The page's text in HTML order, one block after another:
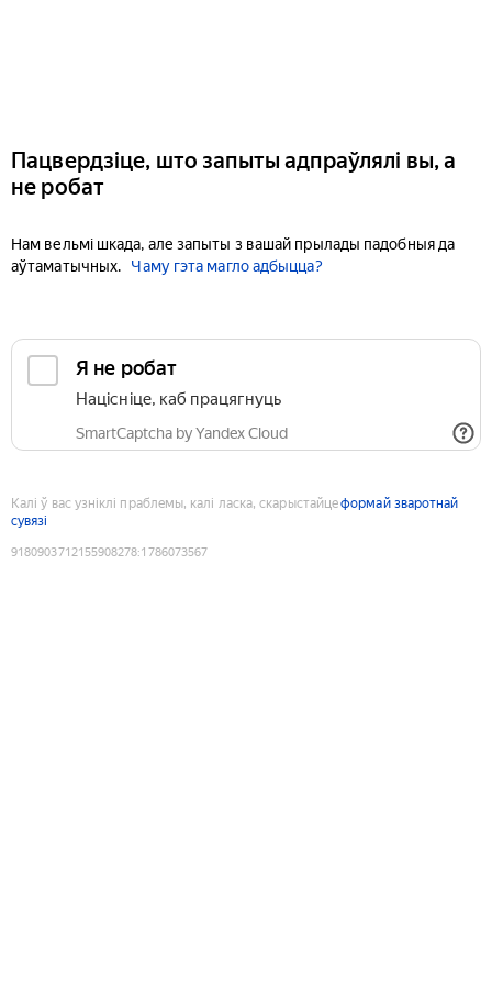
Пацвердзіце, што запыты адпраўлялі вы, а
не робат
Нам вельмі шкада, але запыты з вашай прылады падобныя да
аўтаматычных.
Чаму гэта магло адбыцца?
Я не робат
Націсніце, каб працягнуць
SmartCaptcha by Yandex Cloud
Калі ў вас узніклі праблемы, калі ласка, скарыстайцеформай зваротнай
сувязі
9180903712155908278:1786073567